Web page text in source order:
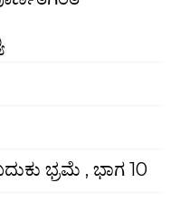
ಭ್ರಮೆ , ಭಾಗ 10